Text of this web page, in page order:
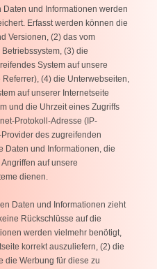
und Informationen werden
Erfasst werden können die
Versionen, (2) das vom
(3) die
System auf unsere
(4) die Unterwebseiten,
auf unserer Internetseite
und die Uhrzeit eines Zugriffs
Protokoll-Adresse (IP-
des zugreifenden
Daten und Informationen, die
auf unsere
dienen.
Daten und Informationen zieht
Rückschlüsse auf die
werden vielmehr benötigt,
korrekt auszuliefern, (2) die
die Werbung für diese zu